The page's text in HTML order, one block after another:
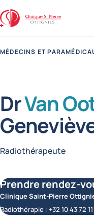
Clinique Saint-Pierre
MÉDECINS ET
DrVan
Fonctions
Radiothérapeute
Prendre rendez-
Clinique Saint-Pierre
Radiothérapie : +32 10 43 72 11